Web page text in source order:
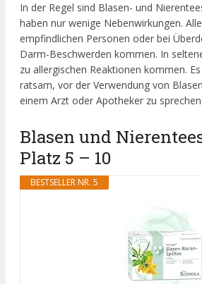
In der Regel sind Blasen- und
haben nur wenige Nebenwirkungen.
empfindlichen Personen oder bei
Darm-Beschwerden kommen. In
zu allergischen Reaktionen kommen.
ratsam, vor der Verwendung von
einem Arzt oder Apotheker zu sprechen.
Blasen und
Platz 5 – 10
BESTSELLER NR. 5